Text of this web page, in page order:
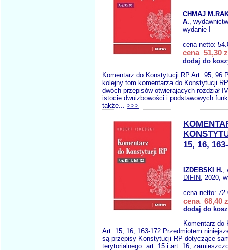
CHMAJ
A.,
wydanie I
cena netto:
cena 51,30
dodaj do
Komentarz do Konstytucji RP Art. 95, 96
kolejny tom komentarza do Konstytucji
dwóch przepisów otwierających rozdział
istocie dwuizbowości i podstawowych
także... >>>
15, 16,
IZDEBSKI H.,
DIFIN, 2020,
cena netto:
cena 68,40
dodaj do
Komentarz do
Art. 15, 16, 163-172 Przedmiotem
są przepisy Konstytucji RP dotyczące
terytorialnego: art. 15 i art. 16,